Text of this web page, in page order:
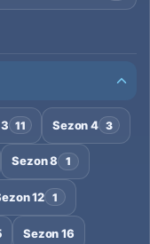
11 Sezon 4 3
Sezon 8 1
12 1
Sezon 16